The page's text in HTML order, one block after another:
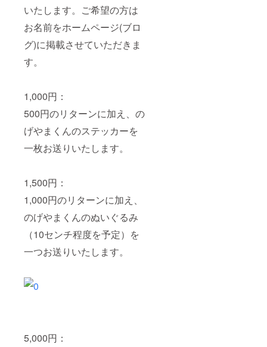
いたします。ご希望の方は
お名前をホームページ(ブロ
グ)に掲載させていただきま
す。
1,000円：
500円のリターンに加え、の
げやまくんのステッカーを
一枚お送りいたします。
1,500円：
1,000円のリターンに加え、
のげやまくんのぬいぐるみ
（10センチ程度を予定）を
一つお送りいたします。
5,000円：